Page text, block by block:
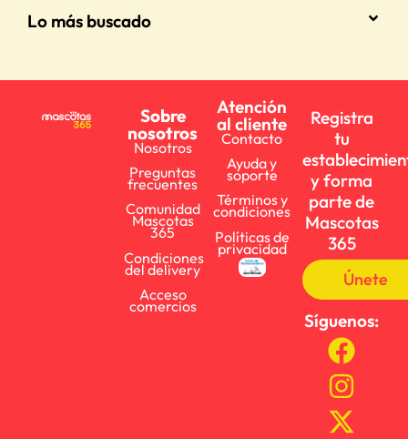
Lo más buscado
Sobre
nosotros
Nosotros
Preguntas
frecuentes
Comunidad
Mascotas
365
Condiciones
del delivery
Acceso
comercios
Atención
al cliente
Contacto
Ayuda y
soporte
Términos y
condiciones
Políticas de
privacidad
Registra
tu
y forma
parte de
Mascotas
365
Únete
Síguenos: